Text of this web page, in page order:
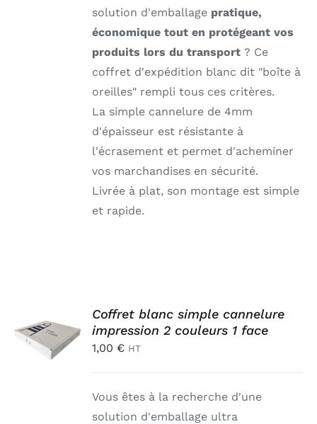
solution d'emballage pratique,
économique tout en protégeant vos
produits lors du transport ? Ce
coffret d'expédition blanc dit "boîte à
oreilles" rempli tous ces critères.
La simple cannelure de 4mm
d'épaisseur est résistante à
l'écrasement et permet d'acheminer
vos marchandises en sécurité.
Livrée à plat, son montage est simple
et rapide.
AU
PANIER
Coffret blanc simple cannelure
impression 2 couleurs 1 face
1,00 € HT
Vous êtes à la recherche d'une
solution d'emballage ultra